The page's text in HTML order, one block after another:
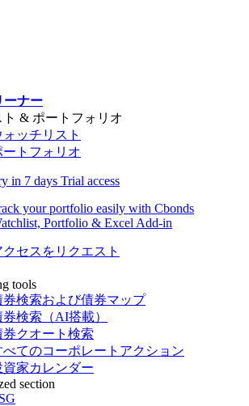
ーナー
ト & ポートフォリオ
ォッチリスト
ートフォリオ
in 7 days Trial access
your portfolio easily with Cbonds
Portfolio & Excel Add-in
クセスをリクエスト
tools
券検索および債券マップ
券検索（AI搭載）
券クオート検索
べてのコーポレートアクション
資家カレンダー
section